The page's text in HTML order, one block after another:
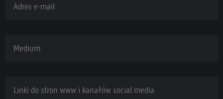
Adres e-mail
Medium
Linki do stron www i kanałów social media